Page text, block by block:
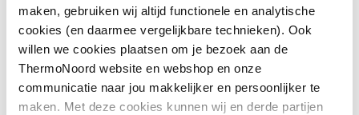
maken, gebruiken wij altijd functionele en analytische
cookies (en daarmee vergelijkbare technieken). Ook
willen we cookies plaatsen om je bezoek aan de
ThermoNoord website en webshop en onze
communicatie naar jou makkelijker en persoonlijker te
maken. Met deze cookies kunnen wij en derde partijen
Geschikt voor montage
op douchebak
Ja
Geschikt voor montage
op tegelvloer
Ja
Downloads
Exploded_view application/postscript
Pictogramimage/jpeg,579 KB